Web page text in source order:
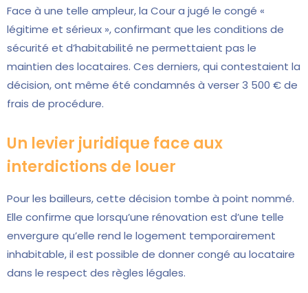
Face à une telle ampleur, la Cour a jugé le congé «
légitime et sérieux », confirmant que les conditions de
sécurité et d’habitabilité ne permettaient pas le
maintien des locataires. Ces derniers, qui contestaient la
décision, ont même été condamnés à verser 3 500 € de
frais de procédure.
Un levier juridique face aux
interdictions de louer
Pour les bailleurs, cette décision tombe à point nommé.
Elle confirme que lorsqu’une rénovation est d’une telle
envergure qu’elle rend le logement temporairement
inhabitable, il est possible de donner congé au locataire
dans le respect des règles légales.